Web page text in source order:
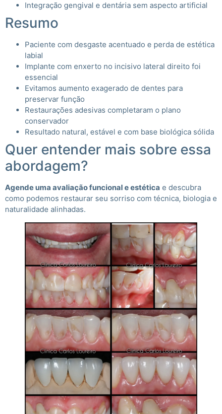
Integração gengival e dentária sem aspecto artificial
Resumo
Paciente com desgaste acentuado e perda de estética
labial
Implante com enxerto no incisivo lateral direito foi
essencial
Evitamos aumento exagerado de dentes para
preservar função
Restaurações adesivas completaram o plano
conservador
Resultado natural, estável e com base biológica sólida
Quer entender mais sobre essa
abordagem?
Agende uma avaliação funcional e estética e descubra
como podemos restaurar seu sorriso com técnica, biologia e
naturalidade alinhadas.